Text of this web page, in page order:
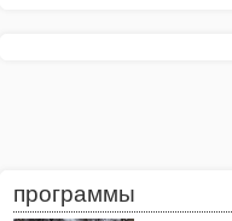
программы